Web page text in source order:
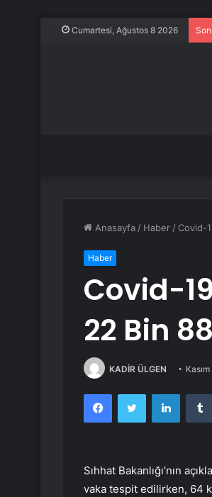
Cumartesi, Ağustos 8 2026
Anasayfa / Haber / Covid-
Haber
Covid-
22 Bin
KADİR ÜLGEN
FacebookTwitter
Sıhhat Bakanlığı’nın
vaka tespit edilirken, 64